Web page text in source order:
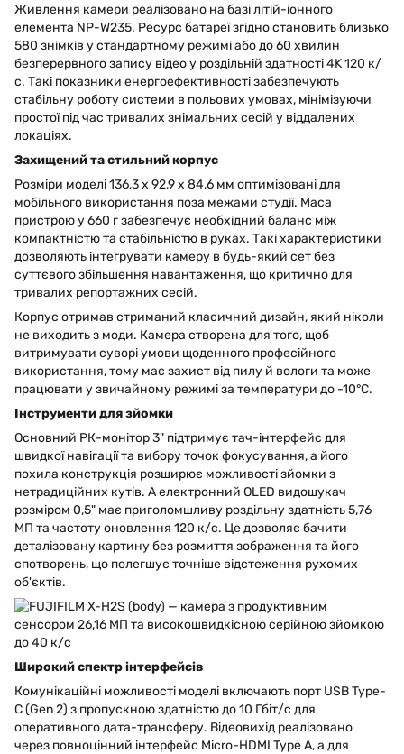
Живлення камери реалізовано на базі літій-іонного
елемента NP-W235. Ресурс батареї згідно становить близько
580 знімків у стандартному режимі або до 60 хвилин
безперервного запису відео у роздільній здатності 4K 120 к/
с. Такі показники енергоефективності забезпечують
стабільну роботу системи в польових умовах, мінімізуючи
простої під час тривалих знімальних сесій у віддалених
локаціях.
Захищений та стильний корпус
Розміри моделі 136,3 х 92,9 х 84,6 мм оптимізовані для
мобільного використання поза межами студії. Маса
пристрою у 660 г забезпечує необхідний баланс між
компактністю та стабільністю в руках. Такі характеристики
дозволяють інтегрувати камеру в будь-який сет без
суттєвого збільшення навантаження, що критично для
тривалих репортажних сесій.
Корпус отримав стриманий класичний дизайн, який ніколи
не виходить з моди. Камера створена для того, щоб
витримувати суворі умови щоденного професійного
використання, тому має захист від пилу й вологи та може
працювати у звичайному режимі за температури до -10°C.
Інструменти для зйомки
Основний РК-монітор 3" підтримує тач-інтерфейс для
швидкої навігації та вибору точок фокусування, а його
похила конструкція розширює можливості зйомки з
нетрадиційних кутів. А електронний OLED видошукач
розміром 0,5" має приголомшливу роздільну здатність 5,76
МП та частоту оновлення 120 к/с. Це дозволяє бачити
деталізовану картину без розмиття зображення та його
спотворень, що полегшує точніше відстеження рухомих
об'єктів.
Широкий спектр інтерфейсів
Комунікаційні можливості моделі включають порт USB Type-
C (Gen 2) з пропускною здатністю до 10 Гбіт/с для
оперативного дата-трансферу. Відеовихід реалізовано
через повноцінний інтерфейс Micro-HDMI Type А, а для